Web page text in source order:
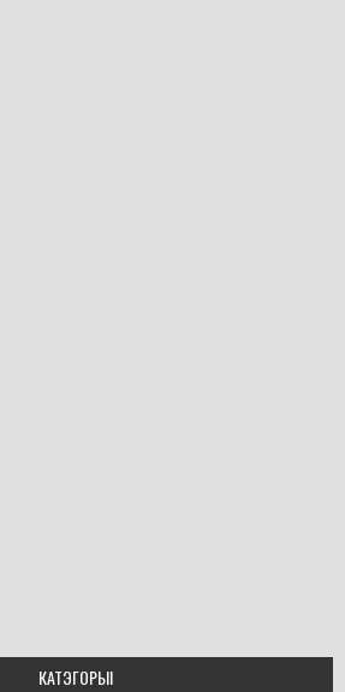
КАТЭГОРЫІ